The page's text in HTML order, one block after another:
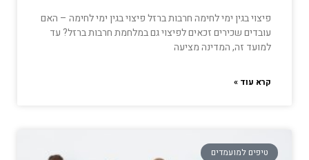
פיצוי בגין ימי לחימה חרבות ברזל פיצוי בגין ימי לחימה – האם
עובדים שכירים זכאים לפיצוי גם במלחמת חרבות ברזל? עד
למועד זה, המדינה מציעה
קרא עוד »
טיפים למועמדים